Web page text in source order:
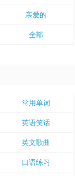
亲爱的
全部
常用单词
英语笑话
英文歌曲
口语练习